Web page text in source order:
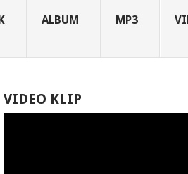
ALBUM MP3
VIDEO KLIP